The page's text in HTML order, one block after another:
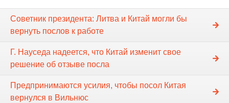
Советник президента: Литва и Китай могли бы
вернуть послов к работе
Г. Науседа надеется, что Китай изменит свое
решение об отзыве посла
Предпринимаются усилия, чтобы посол Китая
вернулся в Вильнюс